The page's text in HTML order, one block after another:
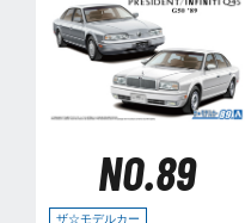
NO.89
ザ☆モデルカー